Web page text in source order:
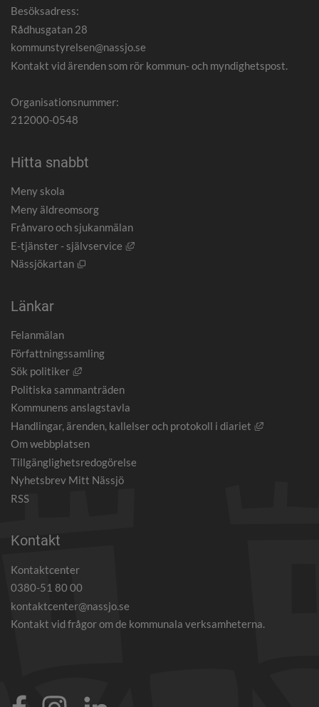
Besöksadress:
Rådhusgatan 28
kommunstyrelsen@nassjo.se
Kontakt vid ärenden som rör kommun- och myndighetspost.
Organisationsnummer:
212000-0548
Hitta snabbt
Meny skola
Meny äldreomsorg
Frånvaro och sjukanmälan
E-tjänster - självservice
Länk till annan webbplats, öppnas i
Nässjökartan
Öppnas i nytt fönster.
Länkar
Felanmälan
Författningssamling
Sök politiker
Länk till annan webbplats, öppnas i nytt fönster.
Politiska sammanträden
Kommunens anslagstavla
Handlingar, ärenden, kallelser och protokoll i diariet
Länk till
Om webbplatsen
Tillgänglighetsredogörelse
Nyhetsbrev Mitt Nässjö
RSS
Kontakt
Kontaktcenter
0380-51 80 00
kontaktcenter@nassjo.se
Kontakt vid frågor om de kommunala verksamheterna.